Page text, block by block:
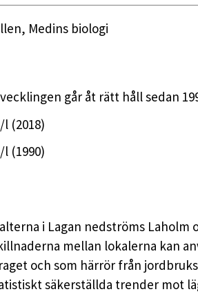
Medins biologi
går åt rätt håll sedan
l (2018)
l (1990)
i Lagan nedströms
mellan lokalerna kan
och som härrör från
säkerställda trender mot